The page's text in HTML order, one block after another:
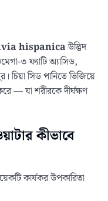
hispanicaউদ্ভিদ
৩ ফ্যাটি অ্যাসিড,
চিয়া সিড পানিতে ভিজিয়ে
— যা শরীরকে দীর্ঘক্ষণ
কীভাবে
কার্যকর উপকারিতা